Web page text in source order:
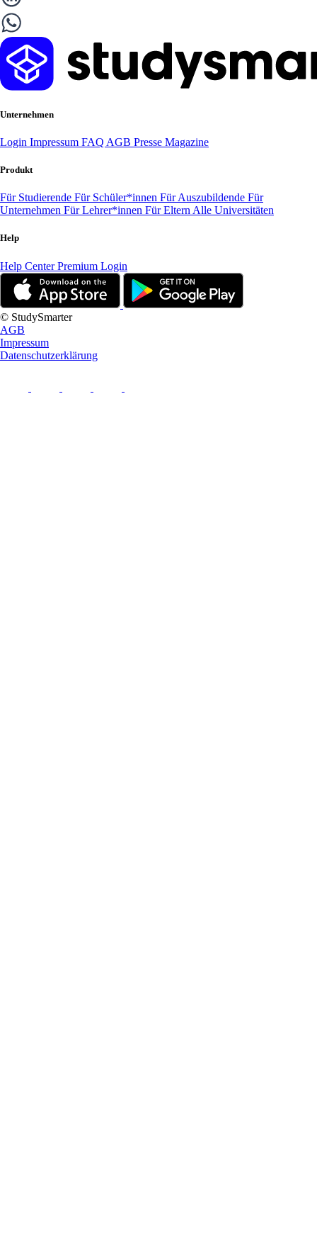
Unternehmen
Login Impressum FAQ AGB Presse Magazine
Produkt
Für Studierende Für Schüler*innen Für Auszubildende Für
Unternehmen Für Lehrer*innen Für Eltern Alle Universitäten
Help
Help CenterPremium Login
© StudySmarter
AGB
Impressum
Datenschutzerklärung